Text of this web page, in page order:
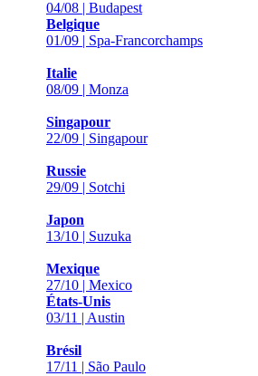
04/08 | Budapest
Belgique
01/09 | Spa-Francorchamps
Italie
08/09 | Monza
Singapour
22/09 | Singapour
Russie
29/09 | Sotchi
Japon
13/10 | Suzuka
Mexique
27/10 | Mexico
États-Unis
03/11 | Austin
Brésil
17/11 | São Paulo